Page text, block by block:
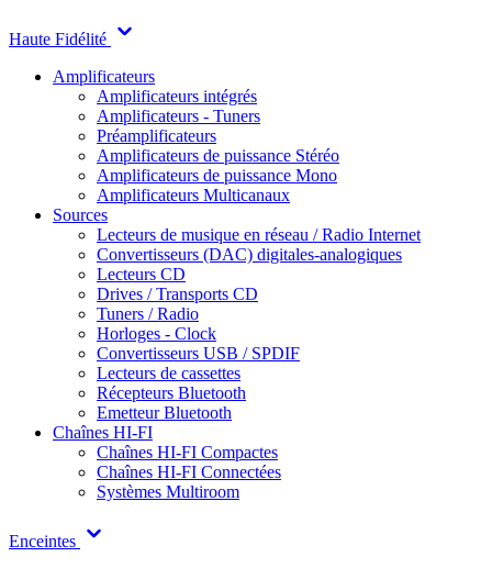
Haute Fidélité
Amplificateurs
Amplificateurs intégrés
Amplificateurs - Tuners
Préamplificateurs
Amplificateurs de puissance Stéréo
Amplificateurs de puissance Mono
Amplificateurs Multicanaux
Sources
Lecteurs de musique en réseau / Radio Internet
Convertisseurs (DAC) digitales-analogiques
Lecteurs CD
Drives / Transports CD
Tuners / Radio
Horloges - Clock
Convertisseurs USB / SPDIF
Lecteurs de cassettes
Récepteurs Bluetooth
Emetteur Bluetooth
Chaînes HI-FI
Chaînes HI-FI Compactes
Chaînes HI-FI Connectées
Systèmes Multiroom
Enceintes